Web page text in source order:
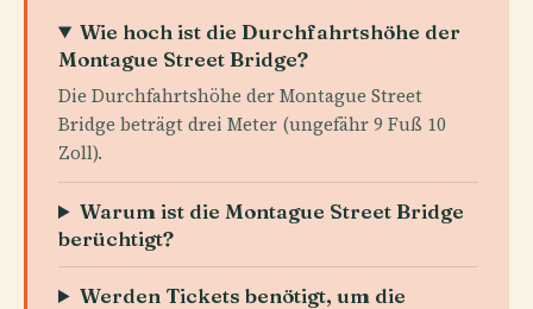
Wie hoch ist die Durchfahrtshöhe der
Montague Street Bridge?
Die Durchfahrtshöhe der Montague Street
Bridge beträgt drei Meter (ungefähr 9 Fuß 10
Zoll).
Warum ist die Montague Street Bridge
berüchtigt?
Werden Tickets benötigt, um die